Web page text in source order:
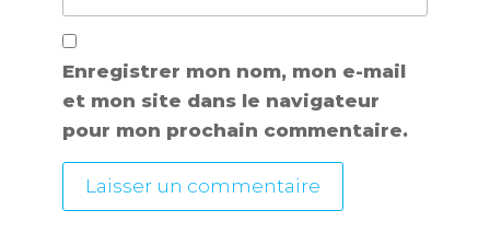
Enregistrer mon nom, mon e-mail
et mon site dans le navigateur
pour mon prochain commentaire.